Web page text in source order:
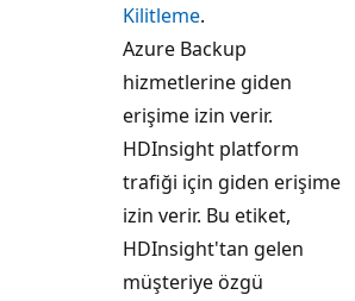
Kilitleme.
Azure Backup
hizmetlerine giden
erişime izin verir.
HDInsight platform
trafiği için giden erişime
izin verir. Bu etiket,
HDInsight'tan gelen
müşteriye özgü